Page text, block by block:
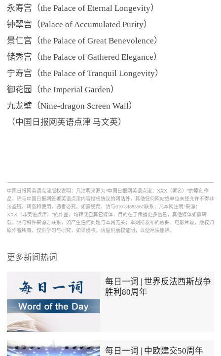
永寿宫（the Palace of Eternal Longevity）
钟翠宫（Palace of Accumulated Purity）
景仁宫（the Palace of Great Benevolence）
储秀宫（the Palace of Gathered Elegance）
宁寿宫（the Palace of Tranquil Longevity）
御花园（the Imperial Garden）
九龙壁（Nine-dragon Screen Wall）
（中国日报网英语点津 马文英）
中国日报网英语点津版权说明：凡注明来源为“中国日报网英语点津：XXX（署名）”的原创作
品，除与中国日报网签署英语点津内容授权协议的网站外，其他任何网站或单位未经允许不得非
法盗链、转载和使用，违者必究。如需使用，请与010-84883561联系；凡本网注明“来源：
XXX（非英语点津）”的作品，均转载自其它媒体，目的在于传播更多信息，其他媒体如需转
载，请与稿件来源方联系，如产生任何问题与本网无关；本网所发布的歌曲、电影片段，版权归
原作者所有，仅供学习与研究，如果侵权，请提供版权证明，以便尽快删除。
更多新闻热词
每日一词 | 世界反法西斯战争
胜利80周年
每日一词 | 中欧建交50周年